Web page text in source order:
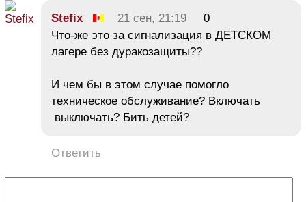
Stefix 21 сен, 21:19
0
Что-же это за сигнализация в ДЕТСКОМ
лагере без дуракозащиты??
И чем бы в этом случае помогло
техническое обслуживание? Включать
выключать? Бить детей?
Ответить